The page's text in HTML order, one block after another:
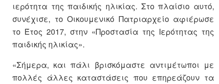
ιερότητα της παιδικής ηλικίας. Στο πλαίσιο αυτό,
συνέχισε, το Οικουμενικό Πατριαρχείο αφιέρωσε
το Έτος 2017, στην «Προστασία της Ιερότητας της
παιδικής ηλικίας».
«Σήμερα, και πάλι βρισκόμαστε αντιμέτωποι με
πολλές άλλες καταστάσεις που επηρεάζουν τα